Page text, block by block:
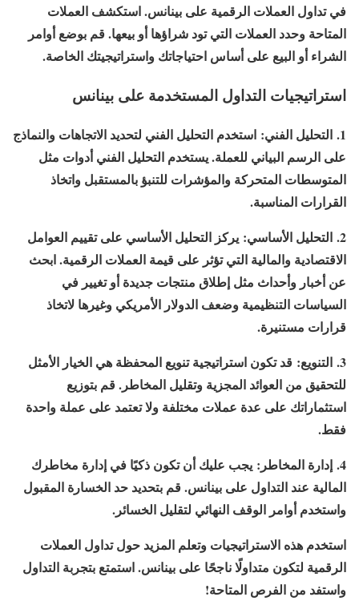
في تداول العملات الرقمية على بينانس. استكشف العملات
المتاحة وحدد العملات التي تود شراؤها أو بيعها. قم بوضع أوامر
الشراء أو البيع على أساس احتياجاتك واستراتيجيتك الخاصة.
استراتيجيات التداول المستخدمة على بينانس
1. التحليل الفني:
استخدم التحليل الفني لتحديد الاتجاهات والنماذج
على الرسم البياني للعملة. يستخدم التحليل الفني أدوات مثل
المتوسطات المتحركة والمؤشرات للتنبؤ بالمستقبل واتخاذ
القرارات المناسبة.
2. التحليل الأساسي:
يركز التحليل الأساسي على تقييم العوامل
الاقتصادية والمالية التي تؤثر على قيمة العملات الرقمية. ابحث
عن أخبار وأحداث مثل إطلاق منتجات جديدة أو تغيير في
السياسات التنظيمية وضعف الدولار الأمريكي وغيرها لاتخاذ
قرارات مستنيرة.
3. التنويع:
قد تكون استراتيجية تنويع المحفظة هي الخيار الأمثل
للتحقيق من العوائد المجزية وتقليل المخاطر. قم بتوزيع
استثماراتك على عدة عملات مختلفة ولا تعتمد على عملة واحدة
فقط.
4. إدارة المخاطر:
يجب عليك أن تكون ذكيًا في إدارة مخاطرك
المالية عند التداول على بينانس. قم بتحديد حد الخسارة المقبول
واستخدم أوامر الوقف النهائي لتقليل الخسائر.
استخدم هذه الاستراتيجيات وتعلم المزيد حول تداول العملات
الرقمية لتكون متداولًا ناجحًا على بينانس. استمتع بتجربة التداول
واستفد من الفرص المتاحة!